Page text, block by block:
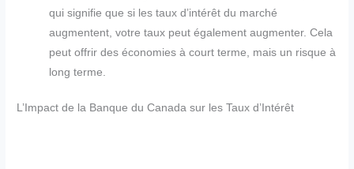
qui signifie que si les taux d’intérêt du marché
augmentent, votre taux peut également augmenter. Cela
peut offrir des économies à court terme, mais un risque à
long terme.
L’Impact de la Banque du Canada sur les Taux d’Intérêt